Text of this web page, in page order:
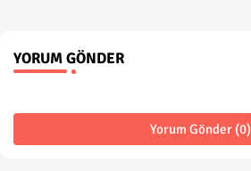
YORUM GÖNDER
Yorum Gönder (0)